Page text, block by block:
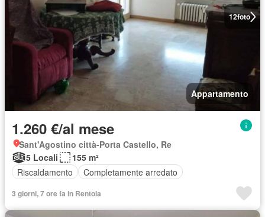
12foto
Appartamento
1.260 €/al mese
Sant'Agostino città-Porta Castello, Re
5 Locali
155 m²
Riscaldamento
Completamente arredato
3 giorni, 7 ore fa in Rentola